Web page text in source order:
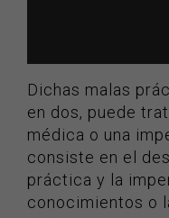
Dichas malas
en dos, puede
médica o una
consiste en el
práctica y la
conocimientos o